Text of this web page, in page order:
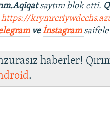
saytını blok etti.
https://
veİnstagram
haberler!
.